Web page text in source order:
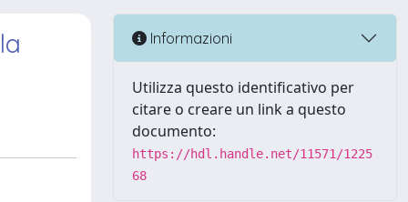
Informazioni
Utilizza questo identificativo per
citare o creare un link a questo
documento:
https://hdl.handle.net/11571/1225
68